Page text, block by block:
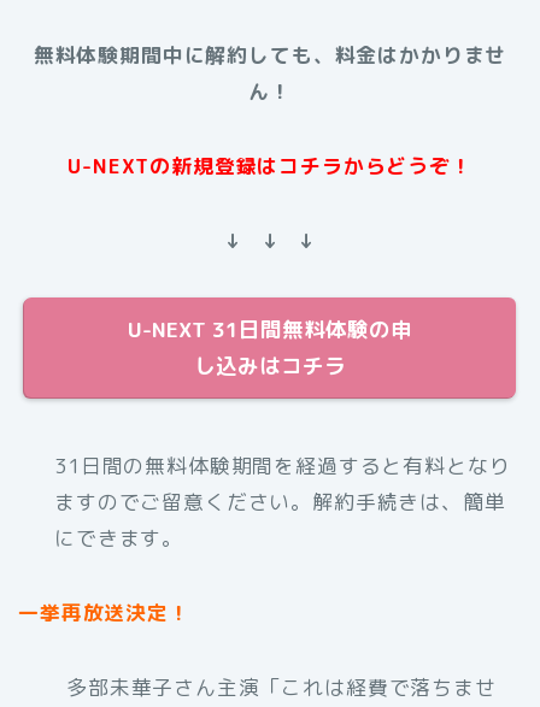
無料体験期間中に解約しても、料金はかかりませ
ん！
U-NEXTの新規登録はコチラからどうぞ！
↓ ↓ ↓
U-NEXT 31日間無料体験の申
し込みはコチラ
31日間の無料体験期間を経過すると有料となり
ますのでご留意ください。解約手続きは、簡単
にできます。
一挙再放送決定！
多部未華子さん主演「これは経費で落ちませ